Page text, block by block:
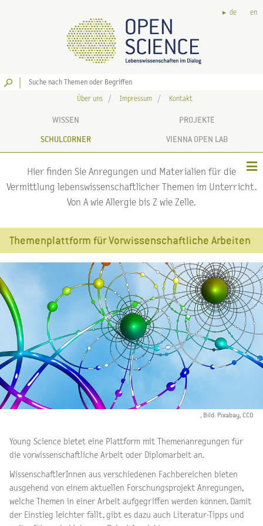
de en
Über uns Impressum Kontakt
WISSEN PROJEKTE
SCHULCORNER VIENNA OPEN LAB
Hier finden Sie Anregungen und Materialien für die
Vermittlung lebenswissenschaftlicher Themen im Unterricht.
Von A wie Allergie bis Z wie Zelle.
Themenplattform für Vorwissenschaftliche Arbeiten
, Bild: Pixabay, CC0
Young Science bietet eine Plattform mit Themenanregungen für
die vorwissenschaftliche Arbeit oder Diplomarbeit an.
WissenschaftlerInnen aus verschiedenen Fachbereichen bieten
ausgehend von einem aktuellen Forschungsprojekt Anregungen,
welche Themen in einer Arbeit aufgegriffen werden können. Damit
der Einstieg leichter fällt, gibt es dazu auch Literatur-Tipps und